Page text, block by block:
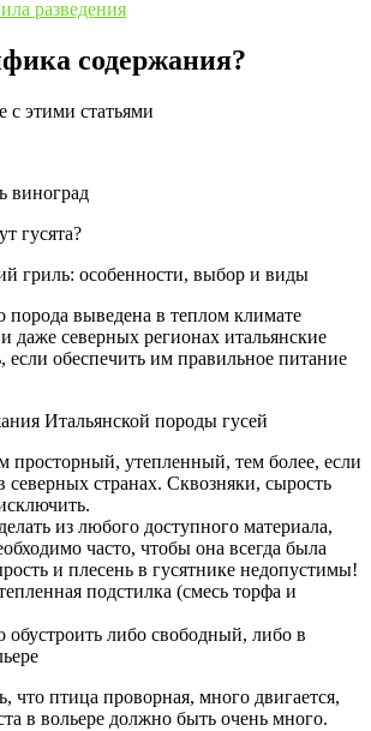
содержания?
с этими статьями
виноград
гусята?
гриль: особенности, выбор и виды
порода выведена в теплом климате
даже северных регионах итальянские
если обеспечить им правильное питание
Итальянской породы гусей
просторный, утепленный, тем более, если
северных странах. Сквозняки, сырость
из любого доступного материала,
часто, чтобы она всегда была
и плесень в гусятнике недопустимы!
подстилка (смесь торфа и
либо свободный, либо в
что птица проворная, много двигается,
в вольере должно быть очень много.